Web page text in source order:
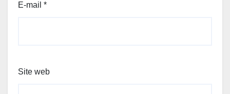
E-mail *
Site web